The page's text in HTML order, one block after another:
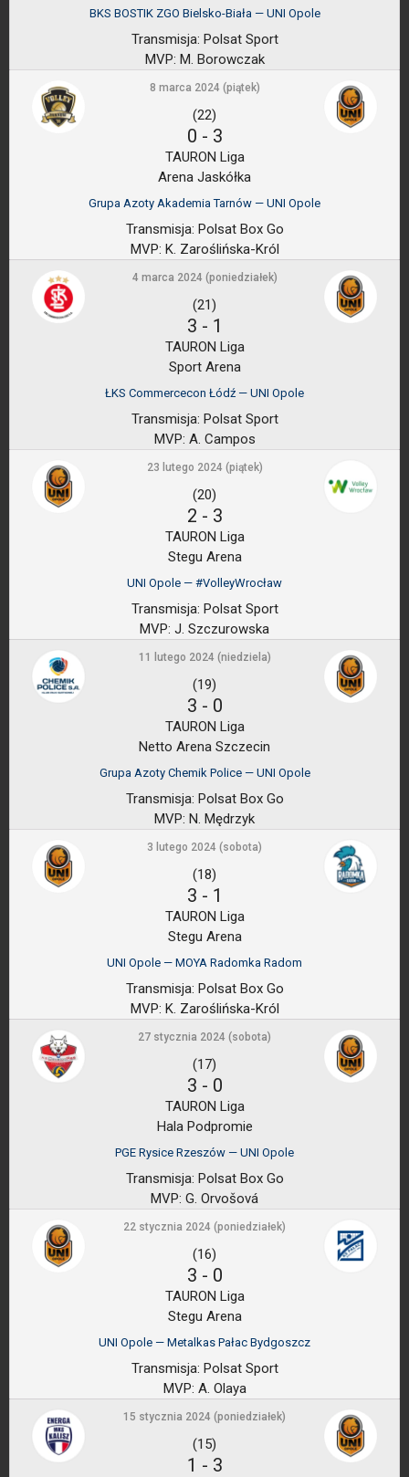
BKS BOSTIK ZGO Bielsko-Biała — UNI Opole
Transmisja: Polsat Sport
MVP: M. Borowczak
8 marca 2024 (piątek)
(22)
0 - 3
TAURON Liga
Arena Jaskółka
Grupa Azoty Akademia Tarnów — UNI Opole
Transmisja: Polsat Box Go
MVP: K. Zaroślińska-Król
4 marca 2024 (poniedziałek)
(21)
3 - 1
TAURON Liga
Sport Arena
ŁKS Commercecon Łódź — UNI Opole
Transmisja: Polsat Sport
MVP: A. Campos
23 lutego 2024 (piątek)
(20)
2 - 3
TAURON Liga
Stegu Arena
UNI Opole — #VolleyWrocław
Transmisja: Polsat Sport
MVP: J. Szczurowska
11 lutego 2024 (niedziela)
(19)
3 - 0
TAURON Liga
Netto Arena Szczecin
Grupa Azoty Chemik Police — UNI Opole
Transmisja: Polsat Box Go
MVP: N. Mędrzyk
3 lutego 2024 (sobota)
(18)
3 - 1
TAURON Liga
Stegu Arena
UNI Opole — MOYA Radomka Radom
Transmisja: Polsat Box Go
MVP: K. Zaroślińska-Król
27 stycznia 2024 (sobota)
(17)
3 - 0
TAURON Liga
Hala Podpromie
PGE Rysice Rzeszów — UNI Opole
Transmisja: Polsat Box Go
MVP: G. Orvošová
22 stycznia 2024 (poniedziałek)
(16)
3 - 0
TAURON Liga
Stegu Arena
UNI Opole — Metalkas Pałac Bydgoszcz
Transmisja: Polsat Sport
MVP: A. Olaya
15 stycznia 2024 (poniedziałek)
(15)
1 - 3